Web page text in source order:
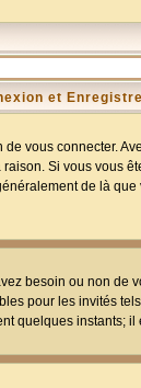
et
vous connecter.
Si vous vous
de là
besoin ou non de
pour les invités
quelques instants;